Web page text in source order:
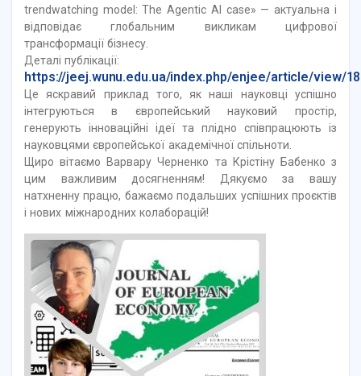
trendwatching model: The Agentic AI case» — актуальна і
відповідає глобальним викликам цифрової
трансформації бізнесу.
Деталі публікації:
https://jeej.wunu.edu.ua/index.php/enjee/article/view/
Це яскравий приклад того, як наші науковці успішно
інтегруються в європейський науковий простір,
генерують інноваційні ідеї та плідно співпрацюють із
науковцями європейської академічної спільноти.
Щиро вітаємо Варвару Черненко та Крістіну Бабенко з
цим важливим досягненням! Дякуємо за вашу
натхненну працю, бажаємо подальших успішних проєктів
і нових міжнародних колаборацій!